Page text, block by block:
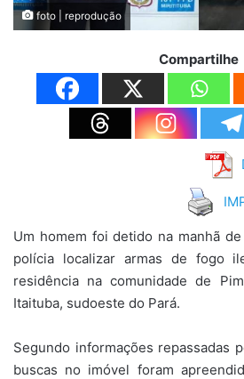
foto | reprodução
Compartilhe
Um homem foi detido na manhã
polícia localizar armas de fogo
residência na comunidade de
Itaituba, sudoeste do Pará.
Segundo informações repassadas
buscas no imóvel foram